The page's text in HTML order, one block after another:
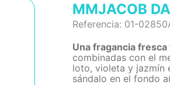
MMJACOB
Referencia: 01-
Una fragancia
combinadas con el
loto, violeta y jazmín
sándalo en el fondo